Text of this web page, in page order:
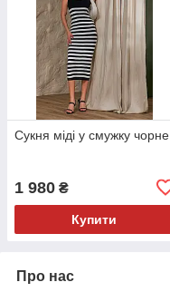
Сукня міді у смужку чорне
1 980 ₴
Купити
Про нас